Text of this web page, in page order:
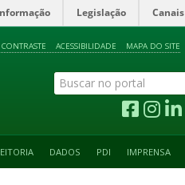
Legislação Canais
ACESSIBILIDADE MAPA DO SITE
DADOS PDI IMPRENSA